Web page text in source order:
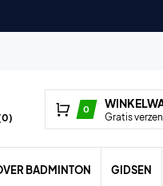
0)
0
Gratis
BADMINTON GIDSEN